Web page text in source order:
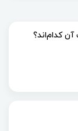
کدا‌م‌اند؟